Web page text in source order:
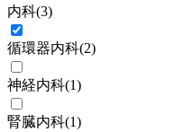
内科(3)
循環器内科(2)
神経内科(1)
腎臓内科(1)